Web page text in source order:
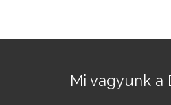
Mi vagyunk a